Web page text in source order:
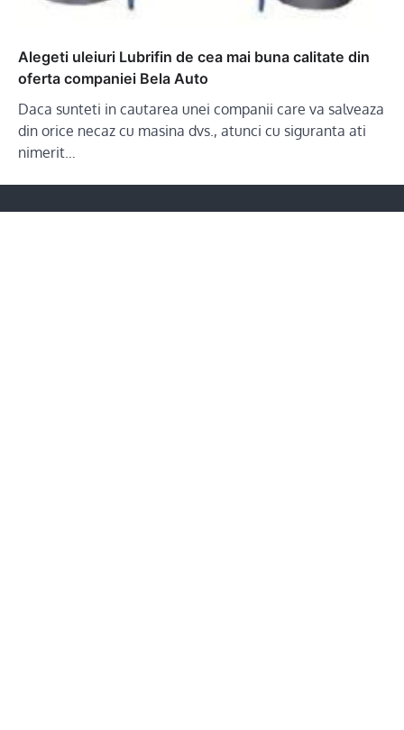
Alegeti uleiuri Lubrifin de cea mai buna calitate din
oferta companiei Bela Auto
Daca sunteti in cautarea unei companii care va salveaza
din orice necaz cu masina dvs., atunci cu siguranta ati
nimerit…